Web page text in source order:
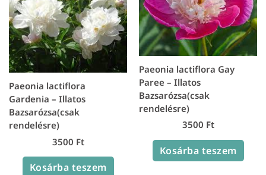
Paeonia lactiflora
Gardenia – Illatos
Bazsarózsa(csak
rendelésre)
3500 Ft
Kosárba teszem
Paeonia lactiflora Gay
Paree – Illatos
Bazsarózsa(csak
rendelésre)
3500 Ft
Kosárba teszem